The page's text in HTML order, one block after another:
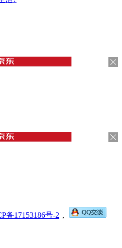
备17153186号-2 ，